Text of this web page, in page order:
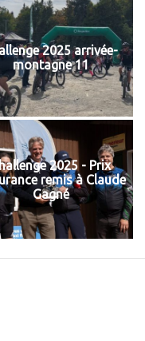
2025 arrivée-
montagne 11
2025 - Prix
remis à Claude
Gagné